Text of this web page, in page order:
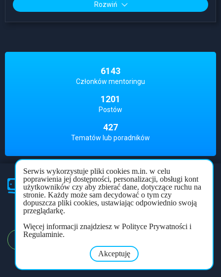
Rozwiń
6143
Członków mentoringu
1201
Postów
427
Tematów lub poradników
Polityka prywatności Regulamin Forum
Partner
mentoringu
REJESTRACJA
Serwis wykorzystuje pliki cookies m.in. w celu
poprawienia jej dostępności, personalizacji, obsługi kont
użytkowników czy aby zbierać dane, dotyczące ruchu na
stronie. Każdy może sam decydować o tym czy
dopuszcza pliki cookies, ustawiając odpowiednio swoją
przeglądarkę.
Więcej informacji znajdziesz w Polityce Prywatności i
Regulaminie.
Akceptuję